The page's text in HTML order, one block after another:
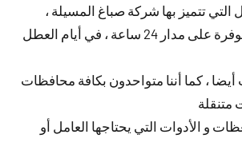
التي تتميز بها شركة صباغ المسيلة ،
حيث أن خدماتنا متوفرة على مدار 24 ساعة ، في أيام العطل
أيضا ، كما أننا متواحدون بكافة محافظات
متنقلة
و الأدوات التي يحتاجها العامل أو